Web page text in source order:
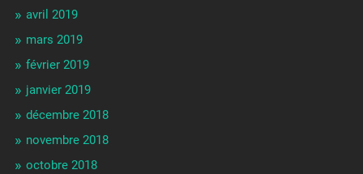
avril 2019
mars 2019
février 2019
janvier 2019
décembre 2018
novembre 2018
octobre 2018